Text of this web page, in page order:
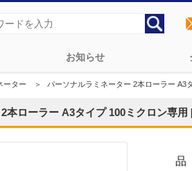
お知らせ
ーター ＞ パーソナルラミネーター 2本ローラー A3
本ローラー A3タイプ 100ミクロン専用